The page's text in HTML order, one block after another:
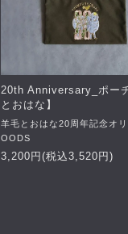
20th Anniversary_ポー
とおはな】
羊毛とおはな20周年記念オ
OODS
3,200円(税込3,520円)